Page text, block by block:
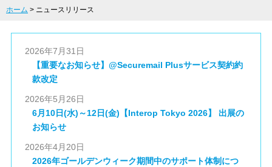
ホーム > ニュースリリース
2026年7月31日
【重要なお知らせ】@Securemail Plusサービス契約約
款改定
2026年5月26日
6月10日(水)～12日(金)【Interop Tokyo 2026】 出展の
お知らせ
2026年4月20日
2026年ゴールデンウィーク期間中のサポート体制につ